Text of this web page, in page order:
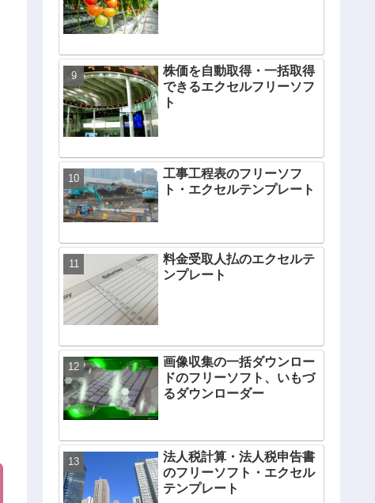
株価を自動取得・一括取得
できるエクセルフリーソフ
ト
工事工程表のフリーソフ
ト・エクセルテンプレート
料金受取人払のエクセルテ
ンプレート
画像収集の一括ダウンロー
ドのフリーソフト、いもづ
るダウンローダー
法人税計算・法人税申告書
のフリーソフト・エクセル
テンプレート